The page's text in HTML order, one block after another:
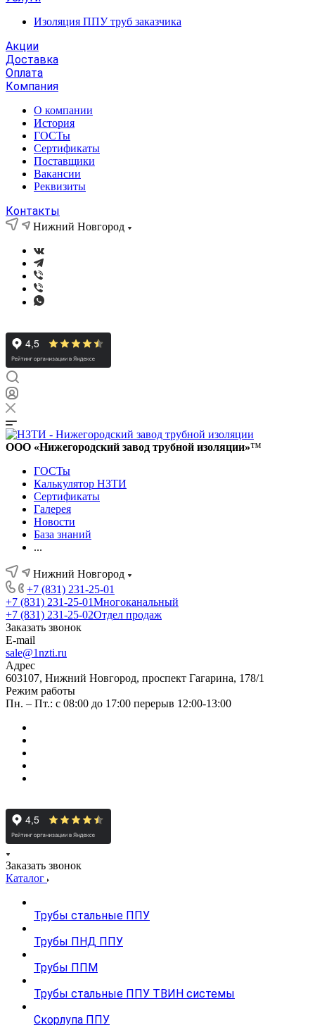
Изоляция ППУ труб заказчика
Акции
Доставка
Оплата
Компания
О компании
История
ГОСТы
Сертификаты
Поставщики
Вакансии
Реквизиты
Контакты
Нижний Новгород
ООО «Нижегородский завод трубной изоляции»™
ГОСТы
Калькулятор НЗТИ
Сертификаты
Галерея
Новости
База знаний
...
Нижний Новгород
+7 (831) 231-25-01
+7 (831) 231-25-01Многоканальный
+7 (831) 231-25-02Отдел продаж
Заказать звонок
E-mail
sale@1nzti.ru
Адрес
603107, Нижний Новгород, проспект Гагарина, 178/1
Режим работы
Пн. – Пт.: с 08:00 до 17:00 перерыв 12:00-13:00
Заказать звонок
Каталог
Трубы стальные ППУ
Трубы ПНД ППУ
Трубы ППМ
Трубы стальные ППУ ТВИН системы
Скорлупа ППУ